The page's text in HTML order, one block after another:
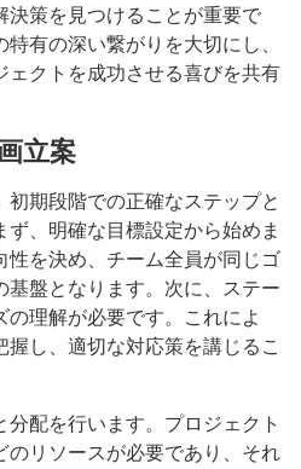
決策を見つけることが重要で
有の深い繋がりを大切にし、
ェクトを成功させる喜びを共有
立案
初期段階での正確なステップと
、明確な目標設定から始めま
性を決め、チーム全員が同じゴ
基盤となります。次に、ステー
の理解が必要です。これによ
握し、適切な対応策を講じるこ
配を行います。プロジェクト
のリソースが必要であり、それ